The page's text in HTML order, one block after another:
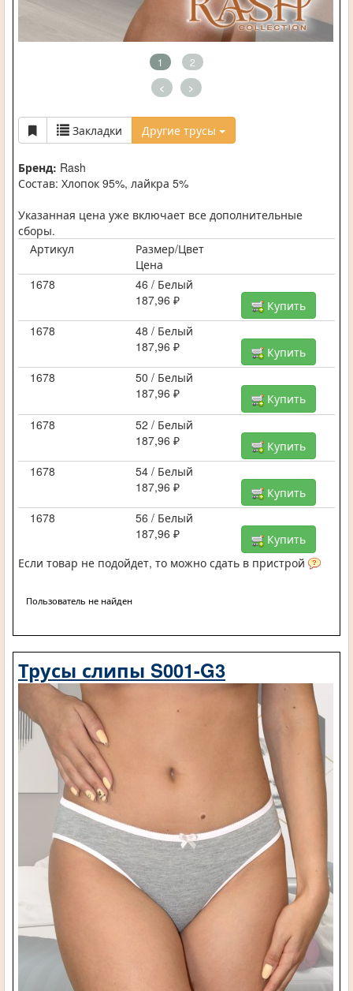
1 2
< >
Закладки Другие трусы
Бренд: Rash
Состав: Хлопок 95%, лайкра 5%
Указанная цена уже включает все дополнительные
сборы.
Артикул
Размер/Цвет
Цена
1678
46 / Белый
187,96 ₽
Купить
1678
48 / Белый
187,96 ₽
Купить
1678
50 / Белый
187,96 ₽
Купить
1678
52 / Белый
187,96 ₽
Купить
1678
54 / Белый
187,96 ₽
Купить
1678
56 / Белый
187,96 ₽
Купить
Если товар не подойдет, то можно сдать в пристрой
Пользователь не найден
Трусы слипы S001-G3